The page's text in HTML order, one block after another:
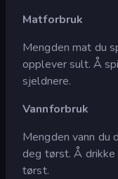
Matforbruk
Mengden mat du
opplever sult. Å
sjeldnere.
Vannforbruk
Mengden vann du
deg tørst. Å
tørst.